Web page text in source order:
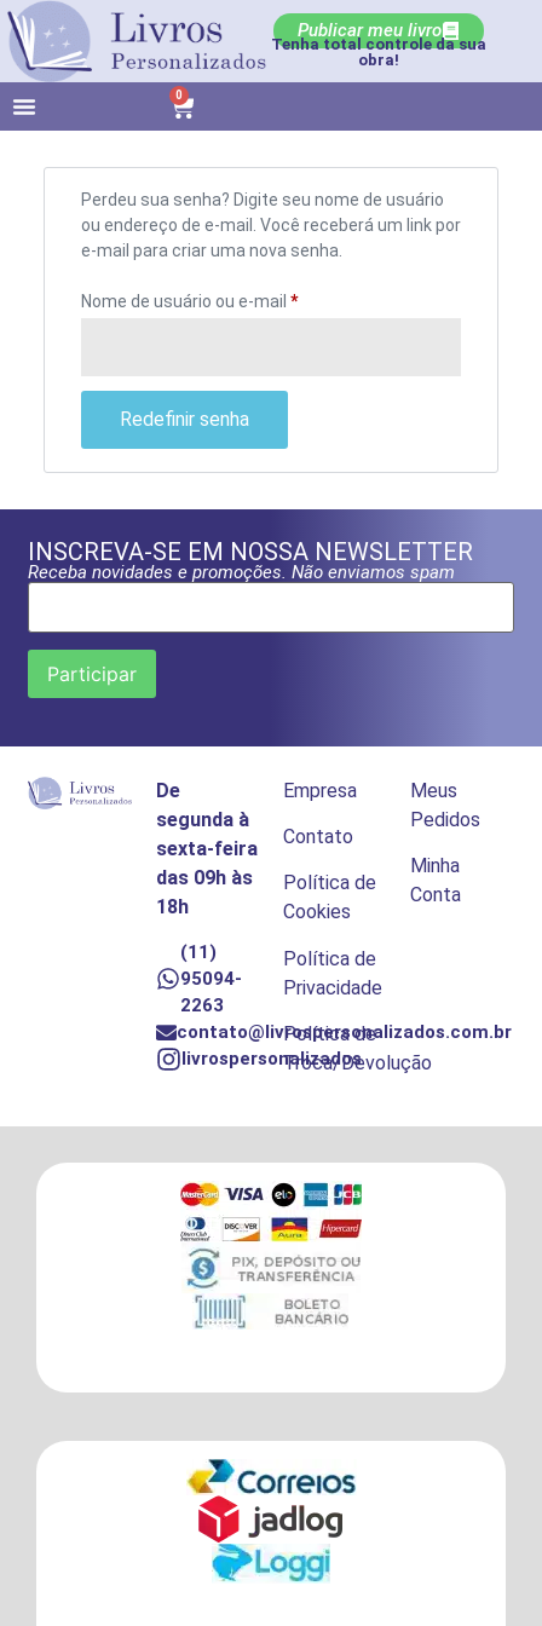
Publicar meu livro
Tenha total controle da sua
obra!
0
Perdeu sua senha? Digite seu nome de usuário
ou endereço de e-mail. Você receberá um link por
e-mail para criar uma nova senha.
Nome de usuário ou e-mail *
Redefinir senha
INSCREVA-SE EM NOSSA NEWSLETTER
Receba novidades e promoções. Não enviamos spam
De
segunda à
sexta-feira
das 09h às
18h
(11)
95094-
2263
contato@livrospersonalizados.com.br
livrospersonalizados
Empresa
Contato
Política de
Cookies
Política de
Privacidade
Política de
Troca/Devolução
Meus
Pedidos
Minha
Conta